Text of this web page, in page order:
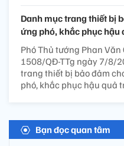
Danh mục trang thiết bị
ứng phó, khắc phục
Phó Thủ tướng Phan
1508/QĐ-TTg ngày 7/8/
trang thiết bị bảo đảm
phó, khắc phục hậu quả
Bạn đọc quan tâm